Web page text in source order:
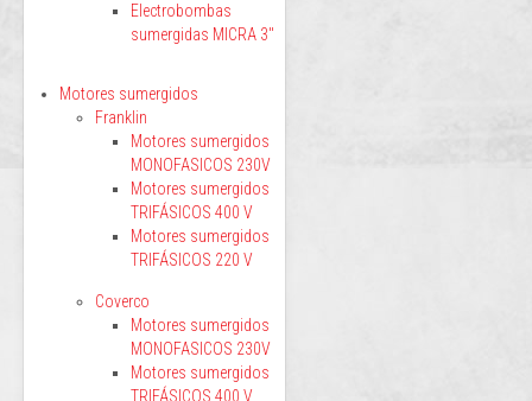
Electrobombas
sumergidas MICRA 3"
Motores sumergidos
Franklin
Motores sumergidos
MONOFASICOS 230V
Motores sumergidos
TRIFÁSICOS 400 V
Motores sumergidos
TRIFÁSICOS 220 V
Coverco
Motores sumergidos
MONOFASICOS 230V
Motores sumergidos
TRIFÁSICOS 400 V